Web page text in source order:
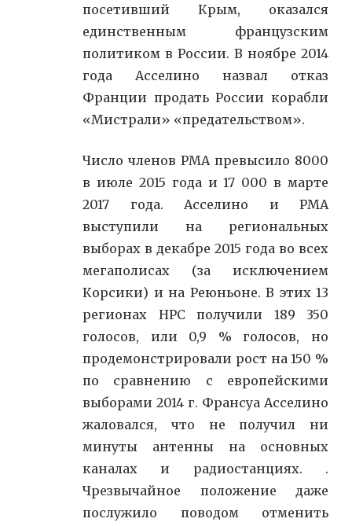
посетивший Крым, оказался
единственным французским
политиком в России. В ноябре 2014
года Асселино назвал отказ
Франции продать России корабли
«Мистрали» «предательством».
Число членов PMA превысило 8000
в июле 2015 года и 17 000 в марте
2017 года. Асселино и PMA
выступили на региональных
выборах в декабре 2015 года во всех
мегаполисах (за исключением
Корсики) и на Реюньоне. В этих 13
регионах НРС получили 189 350
голосов, или 0,9 % голосов, но
продемонстрировали рост на 150 %
по сравнению с европейскими
выборами 2014 г. Франсуа Асселино
жаловался, что не получил ни
минуты антенны на основных
каналах и радиостанциях. .
Чрезвычайное положение даже
послужило поводом отменить